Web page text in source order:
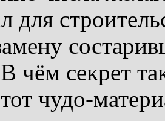
для
чём секрет
чудо-